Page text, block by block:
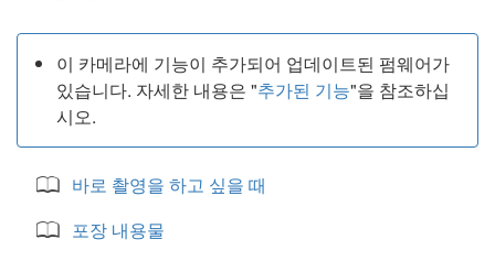
이 카메라에 기능이 추가되어 업데이트된 펌웨어가
있습니다. 자세한 내용은 "추가된 기능"을 참조하십
시오.
바로 촬영을 하고 싶을 때
포장 내용물